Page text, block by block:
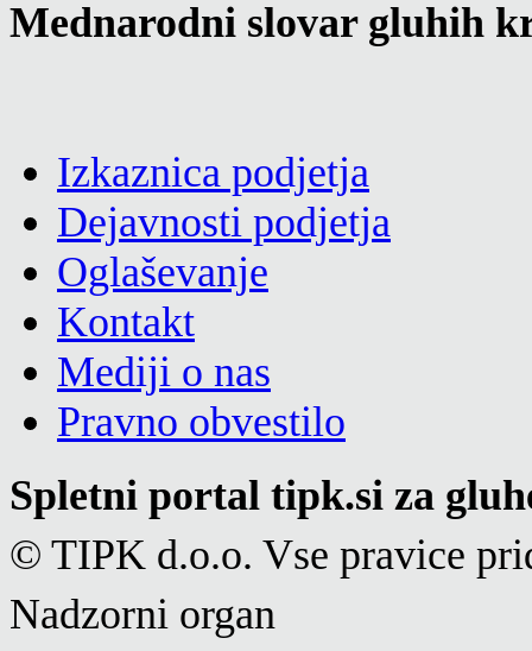
Mednarodni slovar gluhih
Izkaznica podjetja
Dejavnosti podjetja
Oglaševanje
Kontakt
Mediji o nas
Pravno obvestilo
Spletni portal tipk.si za
© TIPK d.o.o. Vse pravice
Nadzorni organ